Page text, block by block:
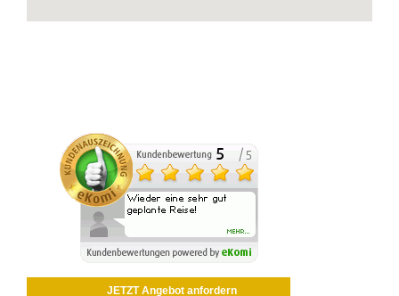
JETZT Angebot anfordern